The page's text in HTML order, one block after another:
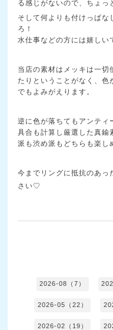
る感じがないので、ちょっ
そして何よりも付けっぱな
ろ！
水仕事などの方には嬉しい
当店の素材はメッキは一切
たりということがなく、色
でもよみがえります。
逆に色が落ちてもアンティ
具合も計算し厳選した真鍮
派も渋め派もどちらも楽し
今までリングに抵抗のあっ
さい♡
2026-08（7）
2026-05（22）
2026-02（19）